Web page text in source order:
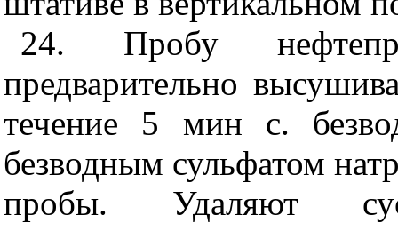
24. Пробу
предварительно
течение 5 мин с.
безводным сульфатом
пробы. Удаляют